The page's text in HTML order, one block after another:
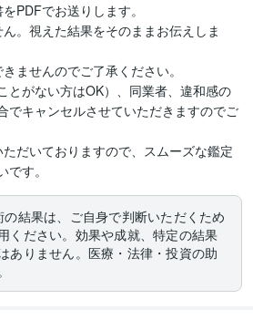
PDFでお送りします。
。視えた結果をそのままお伝えしま
ませんのでご了承ください。
とがない方はOK）、同業者、違和感の
でキャンセルさせていただきますのでご
だいておりますので、スムーズな鑑定
す。
結果は、ご自身で判断いただくため
ください。効果や成就、特定の結果
ありません。医療・法律・投資の助